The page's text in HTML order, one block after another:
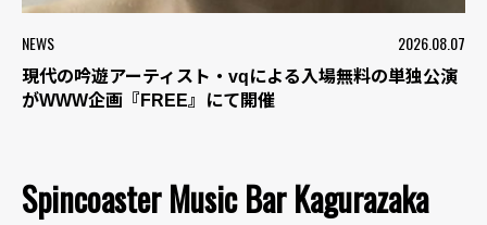
NEWS 2026.08.07
現代の吟遊アーティスト・vqによる入場無料の単独公演
がWWW企画『FREE』にて開催
Spincoaster Music Bar Kagurazaka